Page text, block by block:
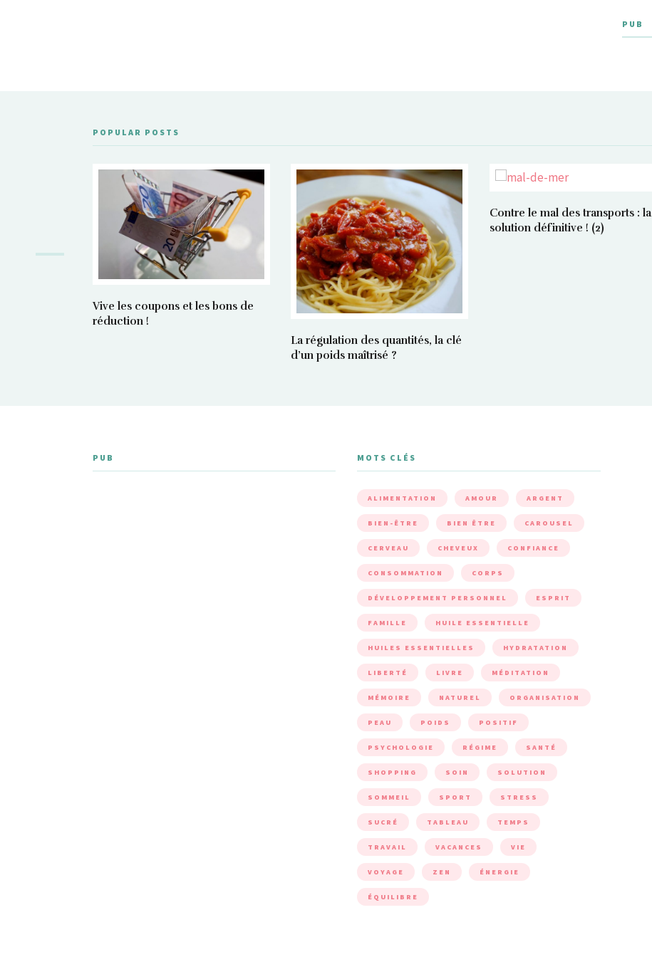
PUB
POPULAR POSTS
Vive les coupons et les bons de
réduction !
La régulation des quantités, la clé
d’un poids maîtrisé ?
Contre le mal des transports : la
solution définitive ! (2)
PUB MOTS CLÉS
ALIMENTATION AMOUR ARGENT
BIEN-ÊTRE BIEN ÊTRE CAROUSEL
CERVEAU CHEVEUX CONFIANCE
CONSOMMATION CORPS
DÉVELOPPEMENT PERSONNEL ESPRIT
FAMILLE HUILE ESSENTIELLE
HUILES ESSENTIELLES HYDRATATION
LIBERTÉ LIVRE MÉDITATION
MÉMOIRE NATUREL ORGANISATION
PEAU POIDS POSITIF
PSYCHOLOGIE RÉGIME SANTÉ
SHOPPING SOIN SOLUTION
SOMMEIL SPORT STRESS
SUCRÉ TABLEAU TEMPS
TRAVAIL VACANCES VIE
VOYAGE ZEN ÉNERGIE
ÉQUILIBRE